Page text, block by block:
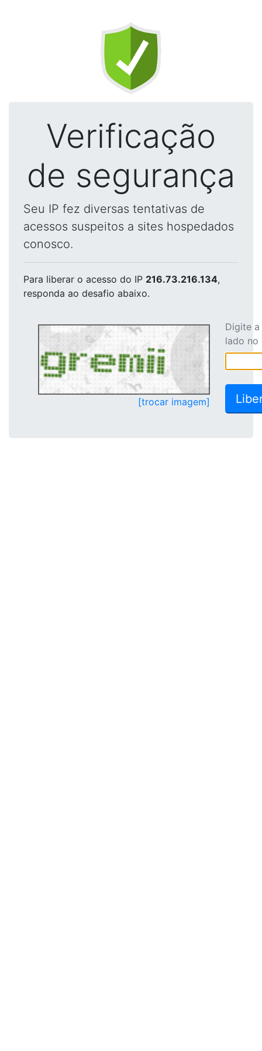
Verificação
de segurança
Seu IP fez diversas tentativas de
acessos suspeitos a sites hospedados
conosco.
Para liberar o acesso do IP 216.73.216.134,
responda ao desafio abaixo.
[trocar imagem]
Digite
lado no